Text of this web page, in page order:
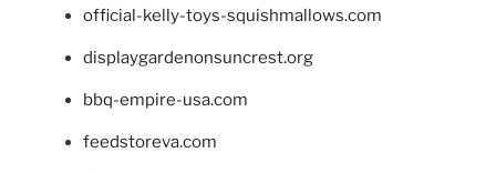
official-kelly-toys-squishmallows.com
displaygardenonsuncrest.org
bbq-empire-usa.com
feedstoreva.com